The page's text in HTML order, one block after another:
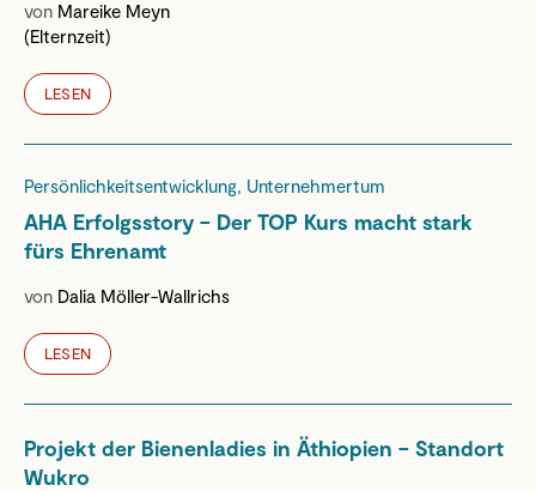
von Mareike Meyn
(Elternzeit)
LESEN
Persönlichkeitsentwicklung, Unternehmertum
AHA Erfolgsstory – Der TOP Kurs macht stark
fürs Ehrenamt
von Dalia Möller-Wallrichs
LESEN
Projekt der Bienenladies in Äthiopien – Standort
Wukro